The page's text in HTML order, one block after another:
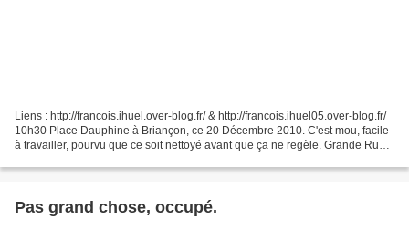
Liens : http://francois.ihuel.over-blog.fr/ & http://francois.ihuel05.over-blog.fr/
10h30 Place Dauphine à Briançon, ce 20 Décembre 2010. C'est mou, facile
à travailler, pourvu que ce soit nettoyé avant que ça ne regèle. Grande Rue
Pas grand chose, occupé.